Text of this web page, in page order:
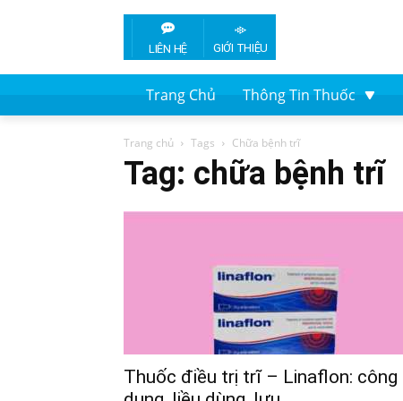
LIÊN HỆ GIỚI THIỆU
Trang Chủ Thông Tin Thuốc
Trang chủ Tags Chữa bệnh trĩ
Tag: chữa bệnh trĩ
Thuốc điều trị trĩ – Linaflon: công